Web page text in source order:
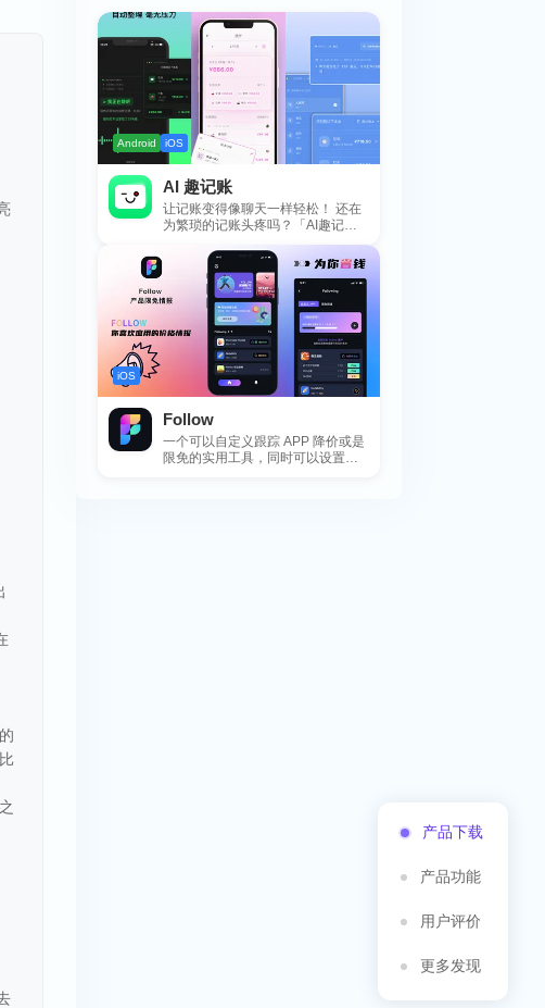
产品下载
产品功能
用户评价
更多发现
Android iOS
AI 趣记账
让记账变得像聊天一样轻松！ 还在
为繁琐的记账头疼吗？「AI趣记
账」来拯救你啦！这款智能记账工
具专为懒...
iOS
Follow
一个可以自定义跟踪 APP 降价或是
限免的实用工具，同时可以设置包